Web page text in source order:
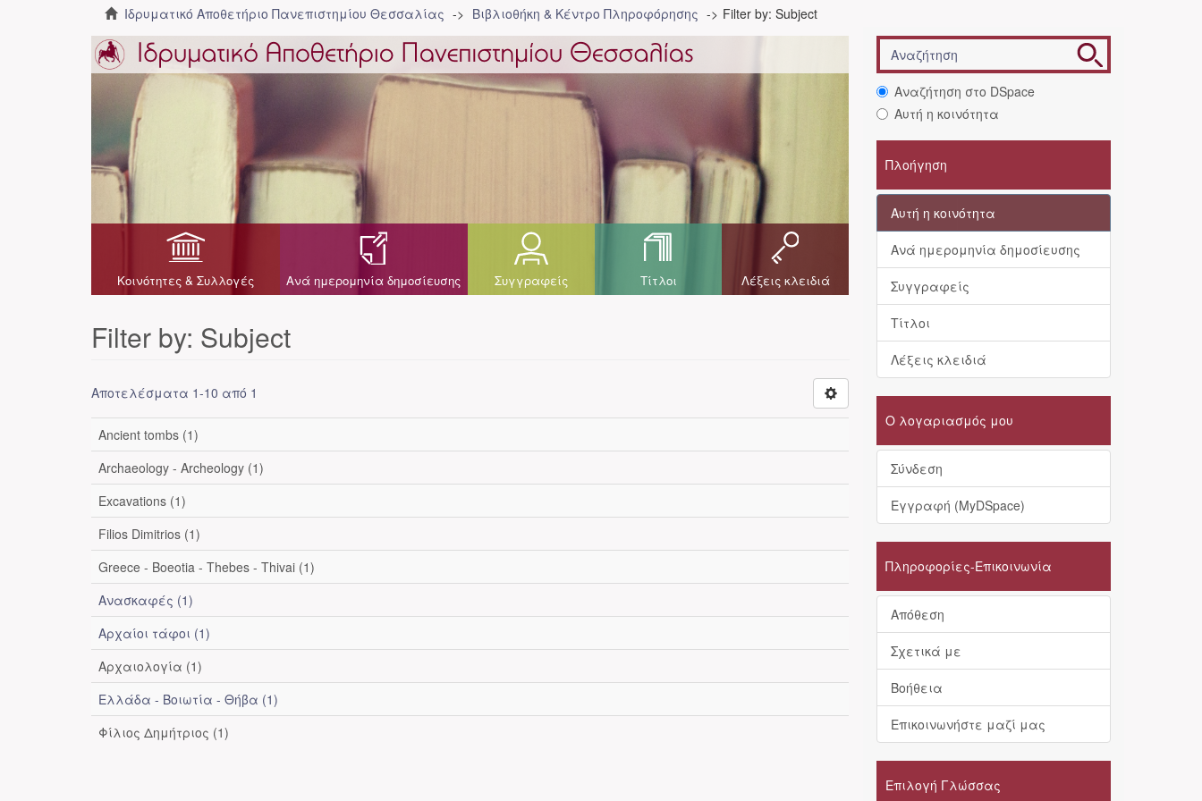
Ιδρυματικό Αποθετήριο Πανεπιστημίου Θεσσαλίας Βιβλιοθήκη & Κέντρο Πληροφόρησης Filter by: Subject
Κοινότητες & Συλλογές Ανά ημερομηνία δημοσίευσης Συγγραφείς Τίτλοι Λέξεις κλειδιά
Filter by: Subject
Αποτελέσματα 1-10 από 1
Ancient tombs (1)
Archaeology - Archeology (1)
Excavations (1)
Filios Dimitrios (1)
Greece - Boeotia - Thebes - Thivai (1)
Ανασκαφές (1)
Αρχαίοι τάφοι (1)
Αρχαιολογία (1)
Ελλάδα - Βοιωτία - Θήβα (1)
Φίλιος Δημήτριος (1)
Αναζήτηση στο DSpace
Αυτή η κοινότητα
Πλοήγηση
Αυτή η κοινότητα
Ανά ημερομηνία δημοσίευσης
Συγγραφείς
Τίτλοι
Λέξεις κλειδιά
Ο λογαριασμός μου
Σύνδεση
Εγγραφή (MyDSpace)
Πληροφορίες-Επικοινωνία
Απόθεση
Σχετικά με
Βοήθεια
Επικοινωνήστε μαζί μας
Επιλογή Γλώσσας